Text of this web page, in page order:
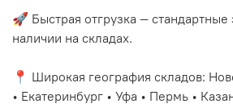
🚀 Быстрая отгрузка — стандартные
наличии на складах.
📍 Широкая география складов:
• Екатеринбург • Уфа • Пермь •